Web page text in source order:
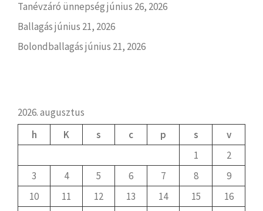
Tanévzáró ünnepségjúnius 26, 2026
Ballagásjúnius 21, 2026
Bolondballagásjúnius 21, 2026
2026. augusztus
h
K s c p s
v
1
2
3
4 5 6 7 8
9
10
11 12 13 14 15
16